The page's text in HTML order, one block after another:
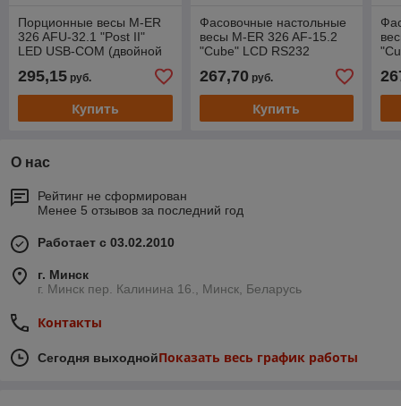
Порционные весы M-ER
326 AFU-32.1 "Post II"
LED USB-COM (двойной
295,15 руб.
Купить
Фасовочные настольные
весы M-ER 326 AF-15.2
"Cube" LCD RS232
267,70руб.
Купить
О нас
Рейтинг не сформирован
Менее 5 отзывов за последний год
Работает с 03.02.2010
г. Минск
г. Минск пер. Калинина 16., Минск, Беларусь
Контакты
Сегодня выходнойПоказать весь график работы